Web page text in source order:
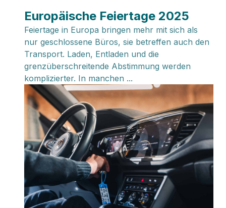
Europäische Feiertage 2025
Feiertage in Europa bringen mehr mit sich als
nur geschlossene Büros, sie betreffen auch den
Transport. Laden, Entladen und die
grenzüberschreitende Abstimmung werden
komplizierter. In manchen ...